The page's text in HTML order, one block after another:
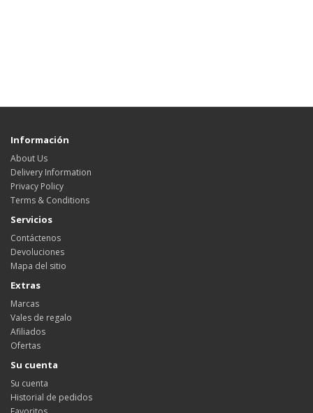
Información
About Us
Delivery Information
Privacy Policy
Terms & Conditions
Servicios
Contáctenos
Devoluciones
Mapa del sitio
Extras
Marcas
Vales de regalo
Afiliados
Ofertas
Su cuenta
Su cuenta
Historial de pedidos